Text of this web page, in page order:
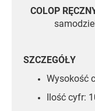
COLOP
SZCZEGÓŁY
Wysokość
Ilość cyfr: